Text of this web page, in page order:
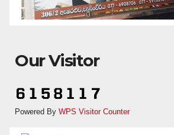
Our Visitor
Powered By WPS Visitor Counter